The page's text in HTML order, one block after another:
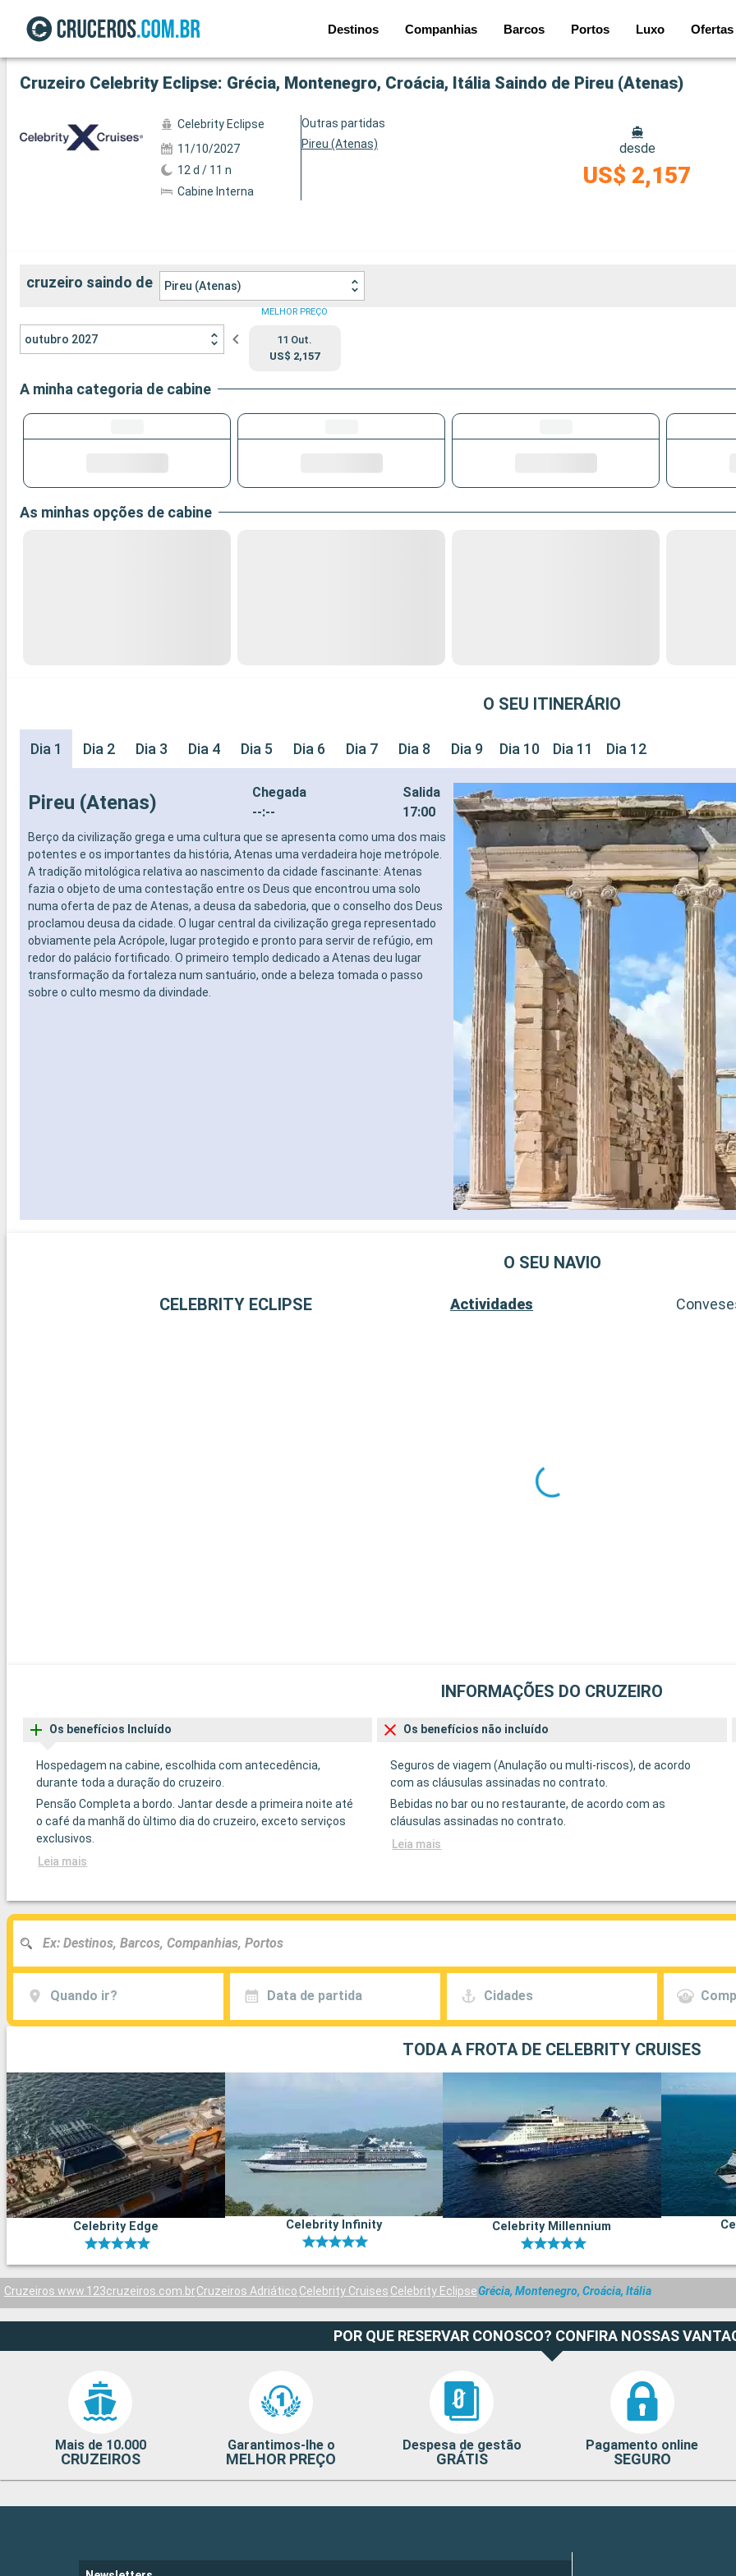
Destinos Companhias Barcos Portos Luxo Ofertas
Ver a 40 fotos
Cruzeiro Celebrity Eclipse: Grécia, Montenegro, Croácia, Itália Saindo de Pireu (Atenas)
Celebrity Eclipse
11/10/2027
12 d / 11 n
Cabine Interna
Outras partidas
Pireu (Atenas)
desde
US$ 2,157
cruzeiro saindo de Pireu (Atenas)
outubro 2027
MELHOR PREÇO
11 Out.
US$ 2,157
A minha categoria de cabine
As minhas opções de cabine
O SEU ITINERÁRIO
Dia 1 Dia 2 Dia 3 Dia 4 Dia 5 Dia 6 Dia 7 Dia 8 Dia 9 Dia 10 Dia 11 Dia 12
Pireu (Atenas)
Chegada
--:--
Salida
17:00
Berço da civilização grega e uma cultura que se apresenta como uma dos mais
potentes e os importantes da história, Atenas uma verdadeira hoje metrópole.
A tradição mitológica relativa ao nascimento da cidade fascinante: Atenas
fazia o objeto de uma contestação entre os Deus que encontrou uma solo
numa oferta de paz de Atenas, a deusa da sabedoria, que o conselho dos Deus
proclamou deusa da cidade. O lugar central da civilização grega representado
obviamente pela Acrópole, lugar protegido e pronto para servir de refúgio, em
redor do palácio fortificado. O primeiro templo dedicado a Atenas deu lugar
transformação da fortaleza num santuário, onde a beleza tomada o passo
sobre o culto mesmo da divindade.
O SEU NAVIO
CELEBRITY ECLIPSE Actividades
INFORMAÇÕES DO CRUZEIRO
Os benefícios Incluído
Hospedagem na cabine, escolhida com antecedência,
durante toda a duração do cruzeiro.
Pensão Completa a bordo. Jantar desde a primeira noite até
o café da manhã do ùltimo dia do cruzeiro, exceto serviços
exclusivos.
Leia mais
Os benefícios não incluído
Seguros de viagem (Anulação ou multi-riscos), de acordo
com as cláusulas assinadas no contrato.
Bebidas no bar ou no restaurante, de acordo com as
cláusulas assinadas no contrato.
Leia mais
Quando ir? Data de partida Cidades
TODA A FROTA DE CELEBRITY CRUISES
Celebrity Edge Celebrity Infinity Celebrity Millennium
Cruzeiros www.123cruzeiros.com.brCruzeiros Adriático Celebrity Cruises Celebrity EclipseGrécia, Montenegro, Croácia, Itália
POR QUE RESERVAR CONOSCO? CONFIRA NOSSAS
Mais de 10.000
CRUZEIROS
Garantimos-lhe o
MELHOR PREÇO
Despesa de gestão
GRÁTIS
Pagamento online
SEGURO